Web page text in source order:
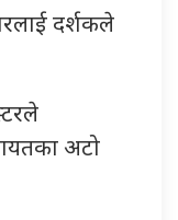
दर्शकले
अटो